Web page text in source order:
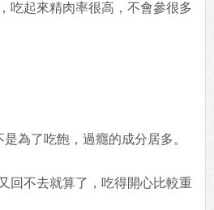
吃起來精肉率很高，不會參很多
為了吃飽，過癮的成分居多。
回不去就算了，吃得開心比較重